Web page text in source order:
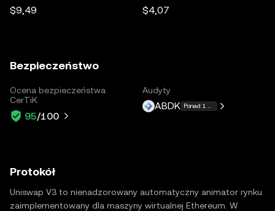
$9,49 $4,07
Bezpieczeństwo
Ocena bezpieczeństwa
CerTiK
95/100
Audyty
ABDK Ponad 1 więcej
Protokół
Uniswap V3 to nienadzorowany automatyczny animator rynku
zaimplementowany dla maszyny wirtualnej Ethereum. W